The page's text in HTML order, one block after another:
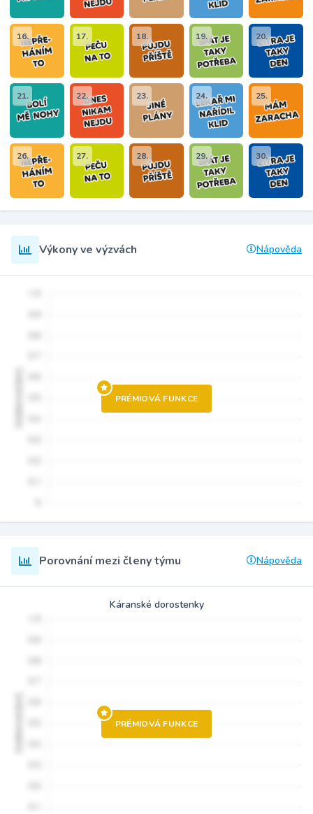
16. 17. 18. 19. 20.
21. 22. 23. 24. 25.
26. 27. 28. 29. 30.
Výkony ve výzvách Nápověda
PRÉMIOVÁ FUNKCE
Porovnání mezi členy týmu Nápověda
Káranské dorostenky
PRÉMIOVÁ FUNKCE